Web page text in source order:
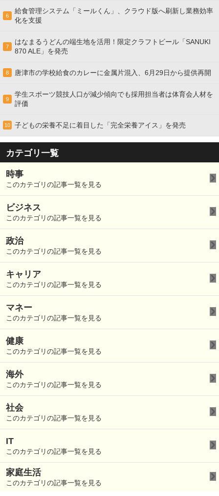
6
給食管理システム「ミールくん」、クラウド版へ刷新し業務効率
化を支援
7
はなまるうどんの端生地を活用！限定クラフトビール「SANUKI
870 ALE」を発売
8 唐津市の学校給食のカレーに金属片混入、6月29日から提供再開
9
学生スポーツ競技人口が減少傾向でも採用担当者は体育会人材を
評価
10 子どもの栄養不足に着目した「完全栄養アイス」を発売
カテゴリ一覧
時事
このカテゴリの記事一覧を見る
ビジネス
このカテゴリの記事一覧を見る
政治
このカテゴリの記事一覧を見る
キャリア
このカテゴリの記事一覧を見る
マネー
このカテゴリの記事一覧を見る
健康
このカテゴリの記事一覧を見る
海外
このカテゴリの記事一覧を見る
社会
このカテゴリの記事一覧を見る
IT
このカテゴリの記事一覧を見る
家庭生活
このカテゴリの記事一覧を見る